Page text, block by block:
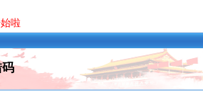
啦
码